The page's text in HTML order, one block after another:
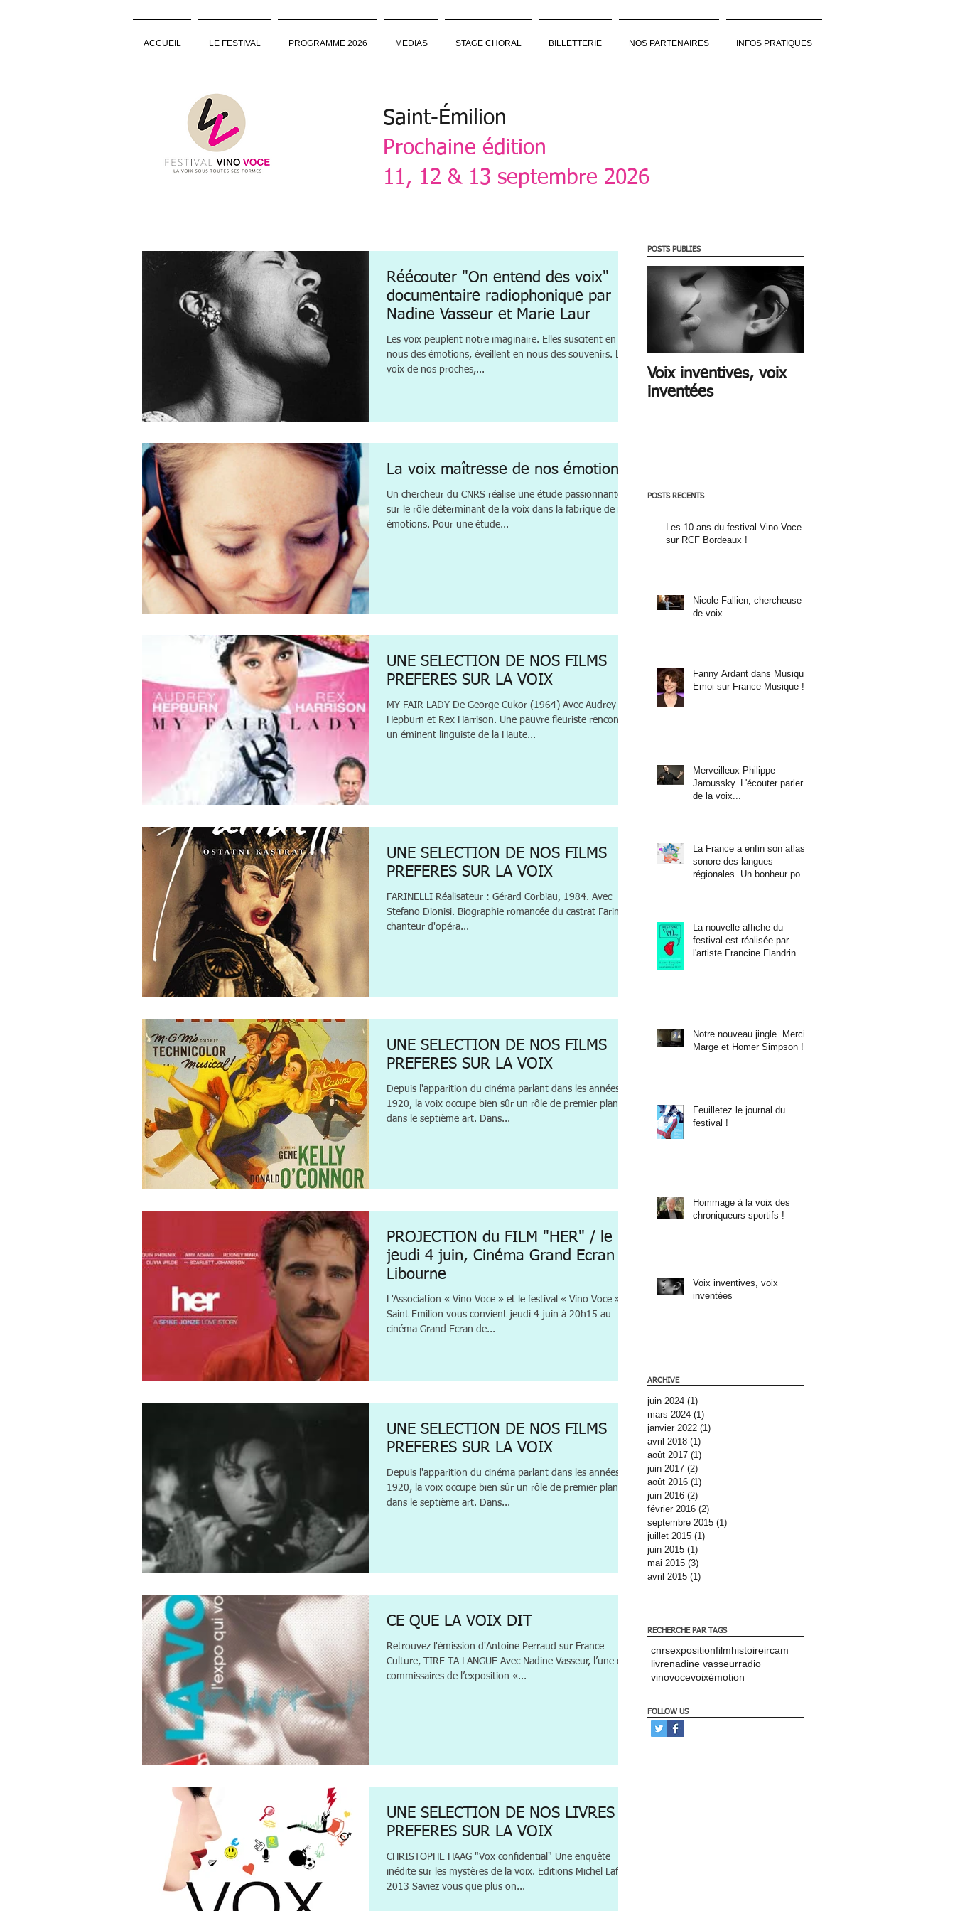
ACCUEIL LE FESTIVAL PROGRAMME 2026 MEDIAS STAGE CHORAL BILLETTERIE NOS PARTENAIRES INFOS PRATIQUES
Saint-Émilion
Prochaine édition
11, 12 & 13 septembre 2026
Réécouter "On entend des voix"
documentaire radiophonique par
Nadine Vasseur et Marie Laur
Les voix peuplent notre imaginaire. Elles suscitent en
nous des émotions, éveillent en nous des souvenirs. Les
voix de nos proches,...
La voix maîtresse de nos émotions
Un chercheur du CNRS réalise une étude passionnante
sur le rôle déterminant de la voix dans la fabrique de nos
émotions. Pour une étude...
UNE SELECTION DE NOS FILMS
PREFERES SUR LA VOIX
MY FAIR LADY De George Cukor (1964) Avec Audrey
Hepburn et Rex Harrison. Une pauvre fleuriste rencontre
un éminent linguiste de la Haute...
UNE SELECTION DE NOS FILMS
PREFERES SUR LA VOIX
FARINELLI Réalisateur : Gérard Corbiau, 1984. Avec
Stefano Dionisi. Biographie romancée du castrat Farinelli,
chanteur d'opéra...
UNE SELECTION DE NOS FILMS
PREFERES SUR LA VOIX
Depuis l'apparition du cinéma parlant dans les années
1920, la voix occupe bien sûr un rôle de premier plan
dans le septième art. Dans...
PROJECTION du FILM "HER" / le
jeudi 4 juin, Cinéma Grand Ecran à
Libourne
L'Association « Vino Voce » et le festival « Vino Voce » de
Saint Emilion vous convient jeudi 4 juin à 20h15 au
cinéma Grand Ecran de...
UNE SELECTION DE NOS FILMS
PREFERES SUR LA VOIX
Depuis l'apparition du cinéma parlant dans les années
1920, la voix occupe bien sûr un rôle de premier plan
dans le septième art. Dans...
CE QUE LA VOIX DIT
Retrouvez l'émission d'Antoine Perraud sur France
Culture, TIRE TA LANGUE Avec Nadine Vasseur, l’une des
commissaires de l’exposition «...
UNE SELECTION DE NOS LIVRES
PREFERES SUR LA VOIX
CHRISTOPHE HAAG "Vox confidential" Une enquête
inédite sur les mystères de la voix. Editions Michel Lafon,
2013 Saviez vous que plus on...
POSTS PUBLIES
Voix inventives, voix
inventées
POSTS RECENTS
Les 10 ans du festival Vino Voce
sur RCF Bordeaux !
Nicole Fallien, chercheuse
de voix
Fanny Ardant dans Musique
Emoi sur France Musique !
Merveilleux Philippe
Jaroussky. L'écouter parler
de la voix...
La France a enfin son atlas
sonore des langues
régionales. Un bonheur pour
La nouvelle affiche du
festival est réalisée par
l'artiste Francine Flandrin.
Notre nouveau jingle. Merci
Marge et Homer Simpson !
Feuilletez le journal du
festival !
Hommage à la voix des
chroniqueurs sportifs !
Voix inventives, voix
inventées
ARCHIVE
juin 2024 (1)
mars 2024 (1)
janvier 2022 (1)
avril 2018 (1)
août 2017 (1)
juin 2017 (2)
août 2016 (1)
juin 2016 (2)
février 2016 (2)
septembre 2015 (1)
juillet 2015 (1)
juin 2015 (1)
mai 2015 (3)
avril 2015 (1)
RECHERCHE PAR TAGS
cnrsexpositionfilmhistoireircam
livrenadine vasseurradio
vinovocevoixémotion
FOLLOW US